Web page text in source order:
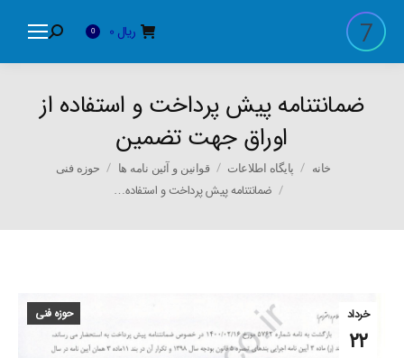
ریال 0
Search:
ضمانتنامه پیش پرداخت و استفاده از
اوراق جهت تضمین
You are here:
خانه پایگاه اطلاعات قوانین و آئین نامه ها حوزه فنی
ضمانتنامه پیش پرداخت و استفاده…
خرداد
۲۲
حوزه فنی